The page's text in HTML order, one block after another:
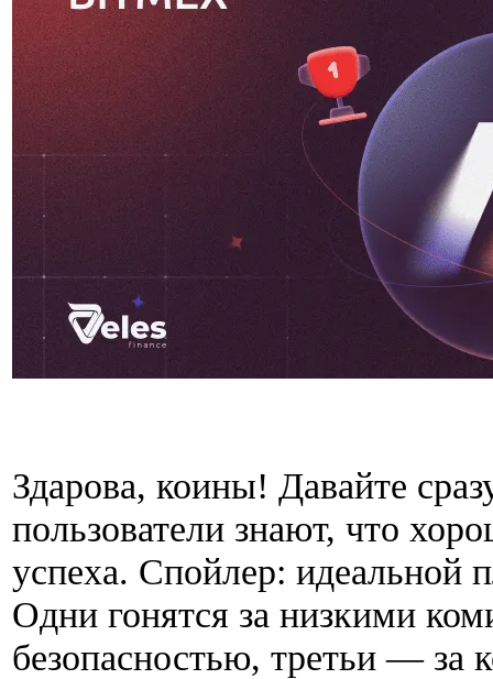
Здарова, коины! Давайте
пользователи знают, что
успеха. Спойлер: идеальной
Одни гонятся за низкими
безопасностью, третьи — за